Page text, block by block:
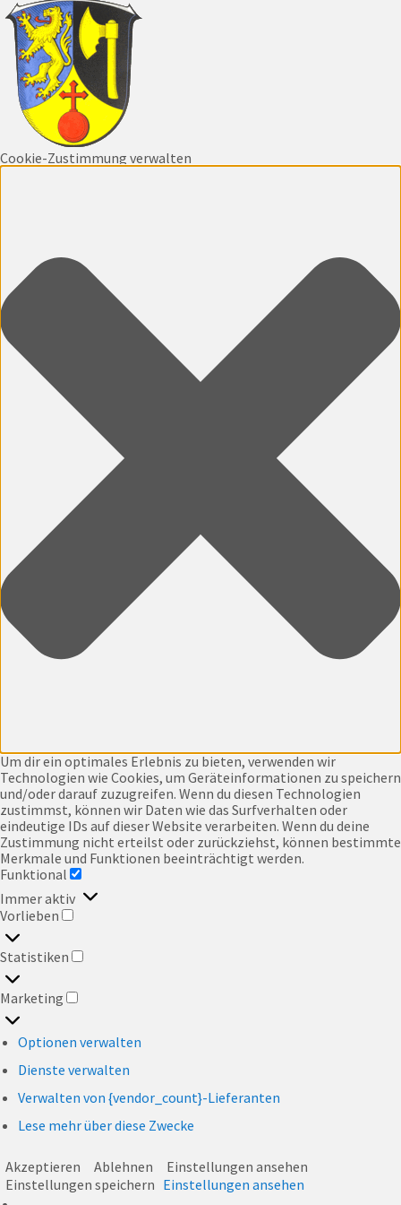
Cookie-Zustimmung verwalten
Um dir ein optimales Erlebnis zu bieten, verwenden wir
Technologien wie Cookies, um Geräteinformationen zu speichern
und/oder darauf zuzugreifen. Wenn du diesen Technologien
zustimmst, können wir Daten wie das Surfverhalten oder
eindeutige IDs auf dieser Website verarbeiten. Wenn du deine
Zustimmung nicht erteilst oder zurückziehst, können bestimmte
Merkmale und Funktionen beeinträchtigt werden.
Funktional
Immer aktiv
Vorlieben
VORLIEBEN
Statistiken
STATISTIKEN
Marketing
MARKETING
Optionen verwalten
Dienste verwalten
Verwalten von {vendor_count}-Lieferanten
Lese mehr über diese Zwecke
Akzeptieren Ablehnen
Einstellungen ansehen
Einstellungen speichern Einstellungen ansehen